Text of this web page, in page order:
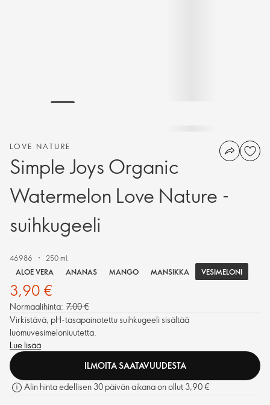
LOVE NATURE
Simple Joys Organic
Watermelon Love Nature -
suihkugeeli
46986
250 ml.
ALOE VERA
ANANAS MANGO MANSIKKA VESIMELONI
3,90 €
Normaalihinta: 7,00 €
Virkistävä, pH-tasapainotettu suihkugeeli sisältää
luomuvesimeloniuutetta.
Lue lisää
ILMOITA SAATAVUUDESTA
Alin hinta edellisen 30 päivän aikana on ollut 3,90 €